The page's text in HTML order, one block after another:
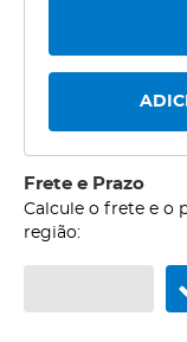
Frete e Prazo
Calcule o frete e o
região: